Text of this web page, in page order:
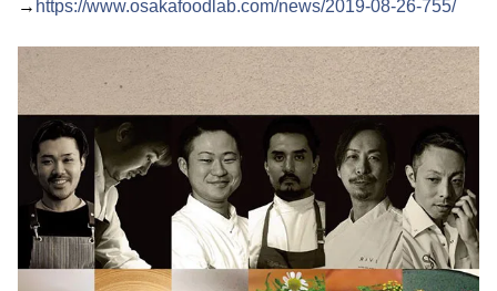
→ https://www.osakafoodlab.com/news/2019-08-26-755/